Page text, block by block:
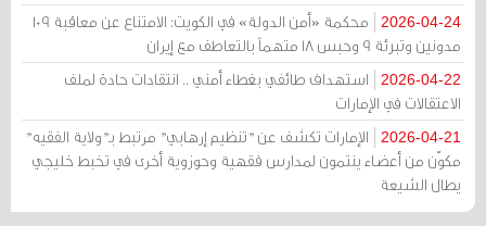
2026-04-24
محكمة «أمن الدولة» في الكويت: الامتناع عن معاقبة 109
مدونين وتبرئة 9 وحبس 18 متهماً بالتعاطف مع إيران
2026-04-22
استهداف طائفي بغطاء أمني .. انتقادات حادة لملف
الاعتقالات في الإمارات
2026-04-21
الإمارات تكشف عن "تنظيم إرهابي" مرتبط بـ"ولاية الفقيه"
مكوّن من أعضاء ينتمون لمدارس فقهية وحوزوية أخرى في تخبط خليجي
يطال الشيعة